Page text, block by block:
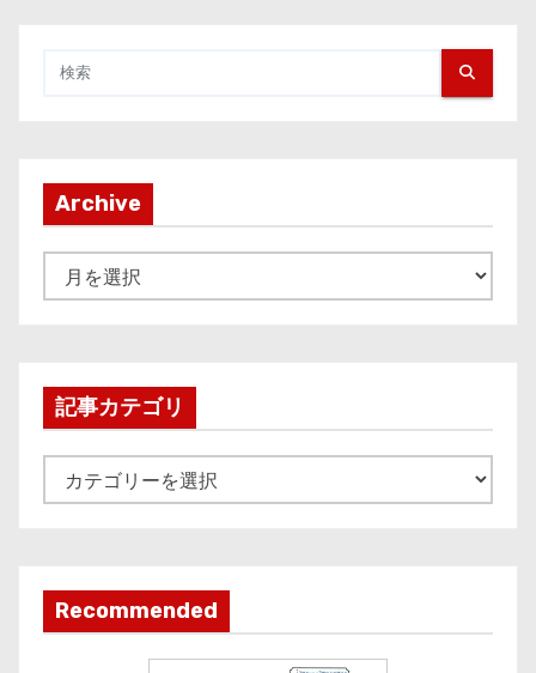
Archive
r
v
記事カテゴリ
事
ゴ
リ
Recommended